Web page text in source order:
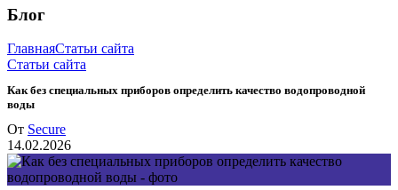
Блог
ГлавнаяСтатьи сайта
Статьи сайта
Как без специальных приборов определить качество водопроводной
воды
От Secure
14.02.2026